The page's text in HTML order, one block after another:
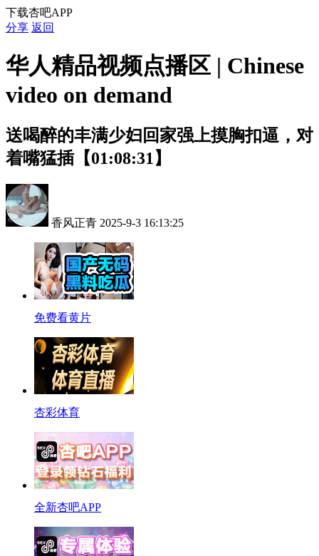
下载杏吧APP
分享 返回
华人精品视频点播区 | Chinese
video on demand
送喝醉的丰满少妇回家强上摸胸扣逼，对
着嘴猛插【01:08:31】
香风正青 2025-9-3 16:13:25
免费看黄片
杏彩体育
全新杏吧APP